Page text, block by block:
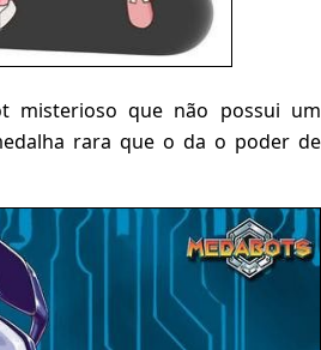
misterioso que não possui um
rara que o da o poder de